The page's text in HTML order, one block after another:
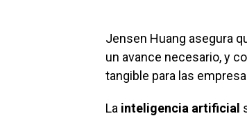
Jensen Huang asegura
un avance necesario, y
tangible para las
La inteligencia artificial